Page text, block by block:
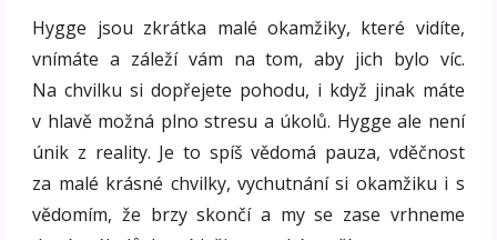
Hygge jsou zkrátka malé okamžiky, které vidíte,
vnímáte a záleží vám na tom, aby jich bylo víc.
Na chvilku si dopřejete pohodu, i když jinak máte
v hlavě možná plno stresu a úkolů. Hygge ale není
únik z reality. Je to spíš vědomá pauza, vděčnost
za malé krásné chvilky, vychutnání si okamžiku i s
vědomím, že brzy skončí a my se zase vrhneme